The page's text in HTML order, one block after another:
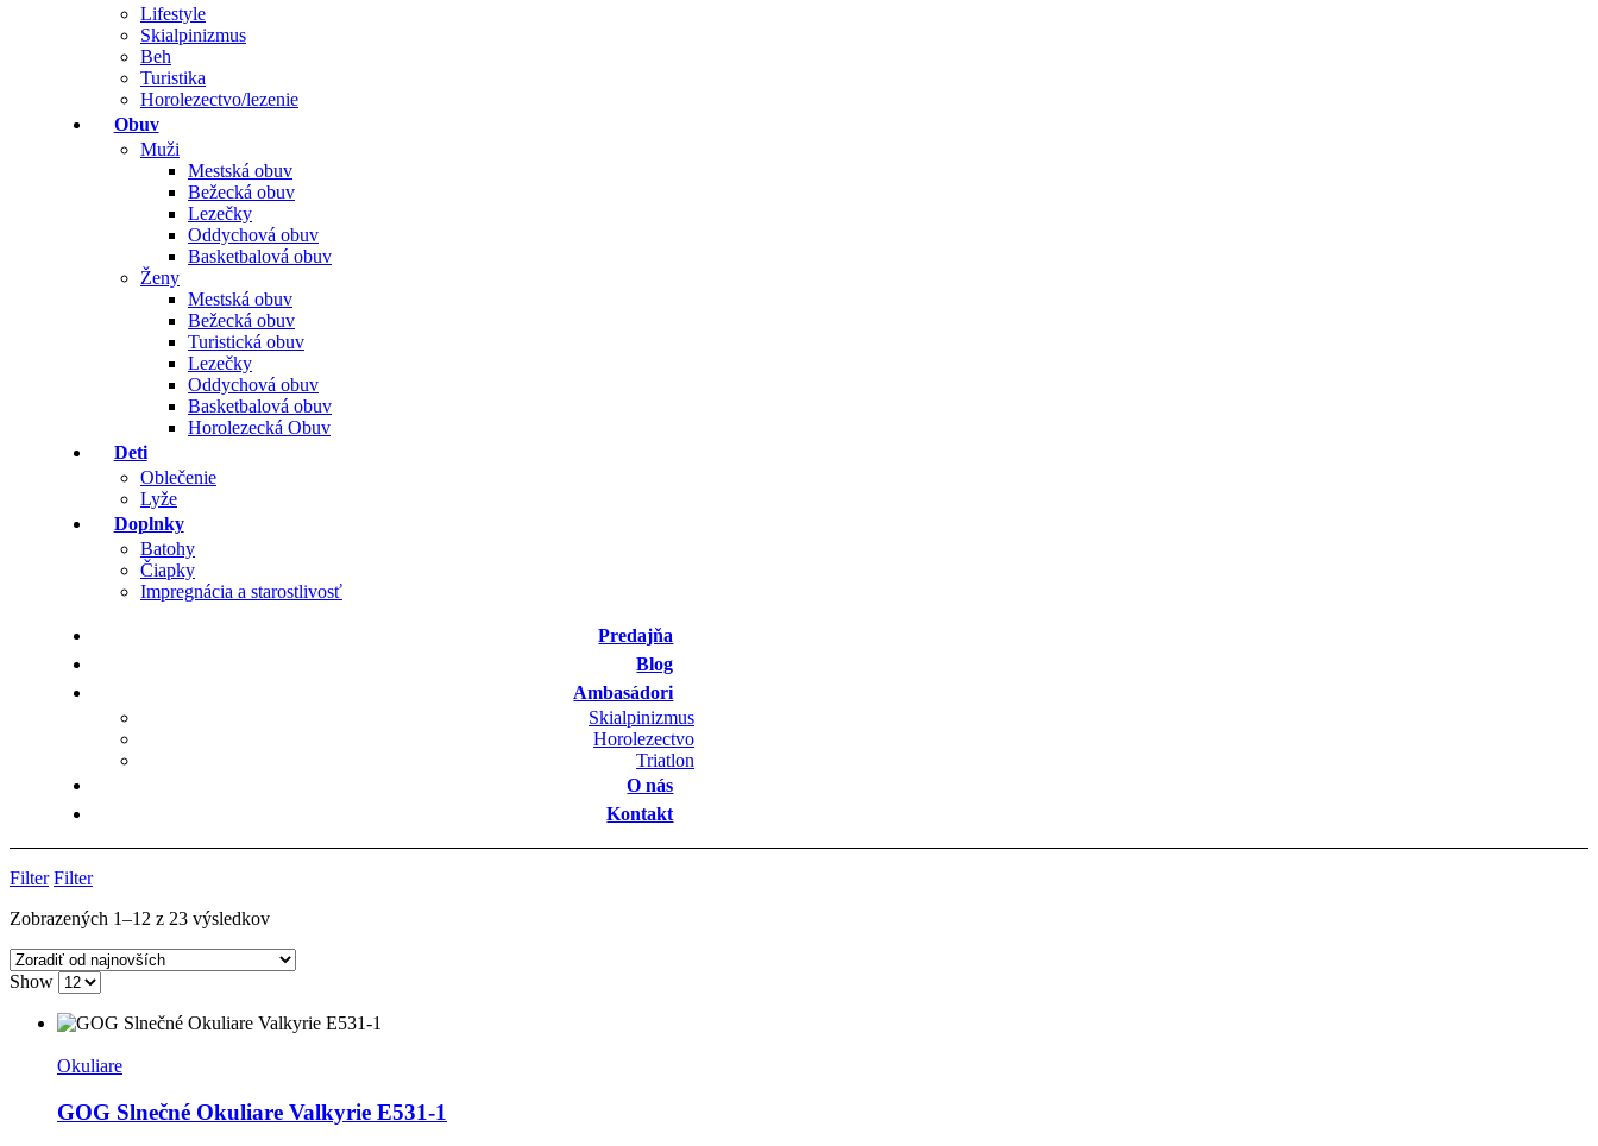
Lifestyle
Skialpinizmus
Beh
Turistika
Horolezectvo/lezenie
Obuv
Muži
Mestská obuv
Bežecká obuv
Lezečky
Oddychová obuv
Basketbalová obuv
Ženy
Mestská obuv
Bežecká obuv
Turistická obuv
Lezečky
Oddychová obuv
Basketbalová obuv
Horolezecká Obuv
Deti
Oblečenie
Lyže
Doplnky
Batohy
Čiapky
Impregnácia a starostlivosť
Predajňa
Blog
Ambasádori
Skialpinizmus
Horolezectvo
Triatlon
O nás
Kontakt
Filter Filter
Zobrazených 1–12 z 23 výsledkovZoradené
najnovších
Show
Okuliare
GOG Slnečné Okuliare Valkyrie E531-1